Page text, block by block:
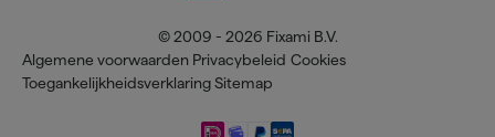
© 2009 - 2026 Fixami B.V.
Algemene voorwaarden Privacybeleid Cookies
Toegankelijkheidsverklaring Sitemap